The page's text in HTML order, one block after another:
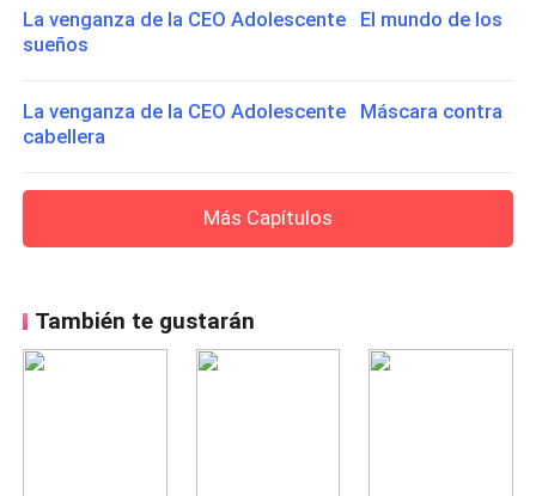
La venganza de la CEO Adolescente El mundo de los
sueños
La venganza de la CEO Adolescente Máscara contra
cabellera
Más Capítulos
También te gustarán